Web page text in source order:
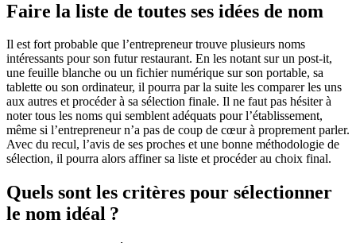
Faire la liste de toutes ses idées de nom
Il est fort probable que l’entrepreneur trouve plusieurs noms
intéressants pour son futur restaurant. En les notant sur un post-it,
une feuille blanche ou un fichier numérique sur son portable, sa
tablette ou son ordinateur, il pourra par la suite les comparer les uns
aux autres et procéder à sa sélection finale. Il ne faut pas hésiter à
noter tous les noms qui semblent adéquats pour l’établissement,
même si l’entrepreneur n’a pas de coup de cœur à proprement parler.
Avec du recul, l’avis de ses proches et une bonne méthodologie de
sélection, il pourra alors affiner sa liste et procéder au choix final.
Quels sont les critères pour sélectionner
le nom idéal ?